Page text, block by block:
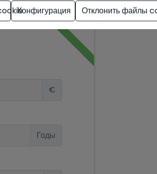
€
Годы
Конфигурация Отклонить файлы